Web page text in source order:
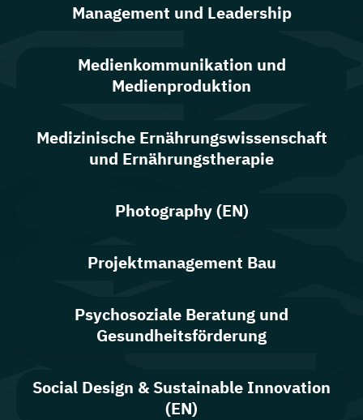
Management und Leadership
Medienkommunikation und
Medienproduktion
Medizinische Ernährungswissenschaft
und Ernährungstherapie
Photography (EN)
Projektmanagement Bau
Psychosoziale Beratung und
Gesundheitsförderung
Social Design & Sustainable Innovation
(EN)